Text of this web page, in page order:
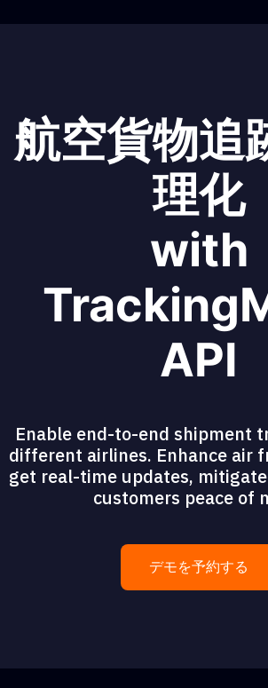
航空貨物追
理化
with
API
Enable end-to-end shipment
different airlines. Enhance air
get real-time updates,
customers peace of
デモを予約する